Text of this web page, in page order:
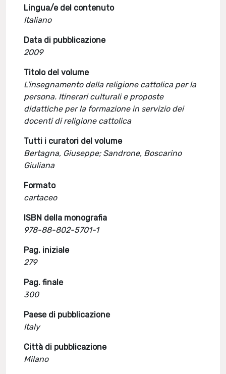
Lingua/e del contenuto
Italiano
Data di pubblicazione
2009
Titolo del volume
L'insegnamento della religione cattolica per la
persona. Itinerari culturali e proposte
didattiche per la formazione in servizio dei
docenti di religione cattolica
Tutti i curatori del volume
Bertagna, Giuseppe; Sandrone, Boscarino
Giuliana
Formato
cartaceo
ISBN della monografia
978-88-802-5701-1
Pag. iniziale
279
Pag. finale
300
Paese di pubblicazione
Italy
Città di pubblicazione
Milano